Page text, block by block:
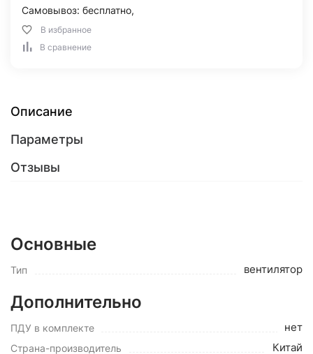
Самовывоз: бесплатно,
В избранное
В сравнение
Описание
Параметры
Отзывы
Основные
Тип вентилятор
Дополнительно
ПДУ в комплекте нет
Страна-производитель Китай